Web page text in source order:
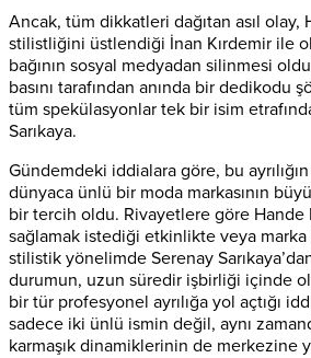
Ancak, tüm dikkatleri dağıtan asıl olay,
stilistliğini üstlendiği İnan Kırdemir ile
bağının sosyal medyadan silinmesi
basını tarafından anında bir dedikodu
tüm spekülasyonlar tek bir isim
Sarıkaya.
Gündemdeki iddialara göre, bu
dünyaca ünlü bir moda markasının
bir tercih oldu. Rivayetlere göre Hande
sağlamak istediği etkinlikte veya marka
stilistik yönelimde Serenay
durumun, uzun süredir işbirliği içinde
bir tür profesyonel ayrılığa yol açtığı
sadece iki ünlü ismin değil, aynı
karmaşık dinamiklerinin de merkezine